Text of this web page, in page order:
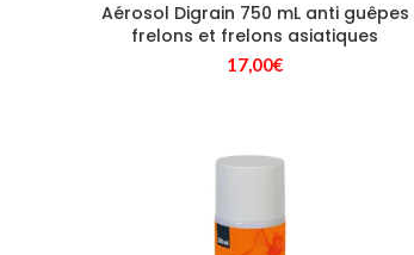
Aérosol Digrain 750 mL anti guêpes
frelons et frelons asiatiques
17,00€